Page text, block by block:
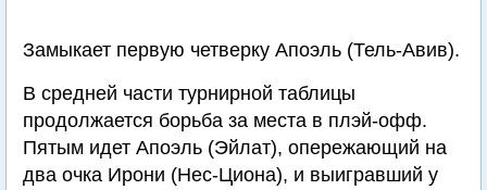
Замыкает первую четверку Апоэль (Тель-Авив).
В средней части турнирной таблицы
продолжается борьба за места в плэй-офф.
Пятым идет Апоэль (Эйлат), опережающий на
два очка Ирони (Нес-Циона), и выигравший у